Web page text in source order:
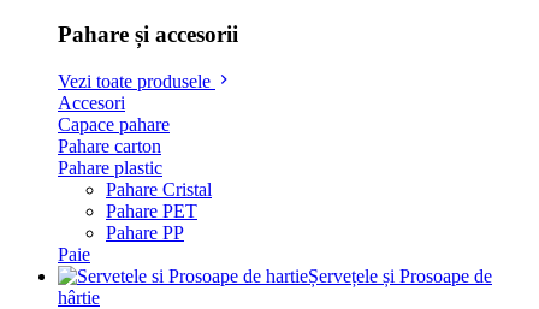
Pahare și accesorii
Vezi toate produsele
Accesori
Capace pahare
Pahare carton
Pahare plastic
Pahare Cristal
Pahare PET
Pahare PP
Paie
Șervețele și Prosoape de
hârtie